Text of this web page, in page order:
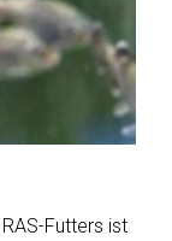
Futters ist